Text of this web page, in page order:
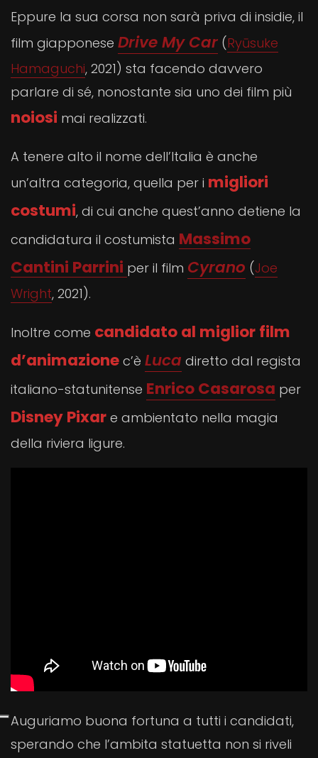
Eppure la sua corsa non sarà priva di insidie, il
film giapponese Drive My Car (Ryūsuke
Hamaguchi, 2021) sta facendo davvero
parlare di sé, nonostante sia uno dei film più
noiosi mai realizzati.
A tenere alto il nome dell’Italia è anche
un’altra categoria, quella per i migliori
costumi, di cui anche quest’anno detiene la
candidatura il costumista Massimo
Cantini Parrini per il film Cyrano (Joe
Wright, 2021).
Inoltre come candidato al miglior film
d’animazione c’è Luca diretto dal regista
italiano-statunitense Enrico Casarosa per
Disney Pixar e ambientato nella magia
della riviera ligure.
Auguriamo buona fortuna a tutti i candidati,
sperando che l’ambita statuetta non si riveli